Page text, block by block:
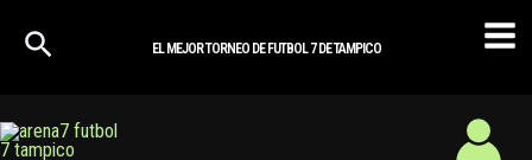
EL MEJOR TORNEO DE FUTBOL 7 DE TAMPICO